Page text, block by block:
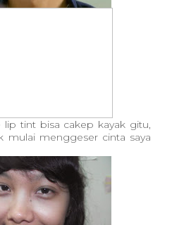
tint bisa cakep kayak gitu,
mulai menggeser cinta saya